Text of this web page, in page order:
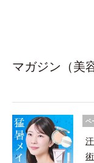
マガジン（美
ベ
術